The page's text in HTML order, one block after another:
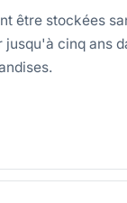
être stockées
cinq ans